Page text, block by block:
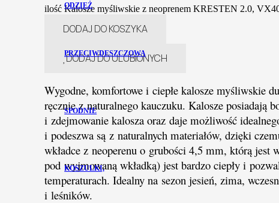
ODZIEŻ
PRZECIWDESZCZOWA
SPODNIE
KOSZULKI,
ilość Kalosze myśliwskie z neoprenem KRESTEN 2.0,
DODAJ DO KOSZYKA
DODAJ DO ULUBIONYCH
Wygodne, komfortowe i ciepłe kalosze myśliwskie
ręcznie z naturalnego kauczuku. Kalosze posiadają
i zdejmowanie kalosza oraz daje możliwość
i podeszwa są z naturalnych materiałów, dzięki
wkładce z neoperenu o grubości 4,5 mm, którą jest
pod wyjmowaną wkładką) jest bardzo ciepły i
temperaturach. Idealny na sezon jesień, zima,
i leśników.